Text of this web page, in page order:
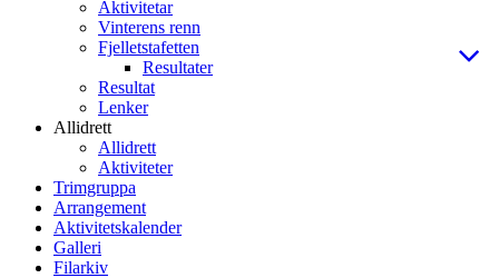
Aktivitetar
Vinterens renn
Fjelletstafetten
Resultater
Resultat
Lenker
Allidrett
Allidrett
Aktiviteter
Trimgruppa
Arrangement
Aktivitetskalender
Galleri
Filarkiv